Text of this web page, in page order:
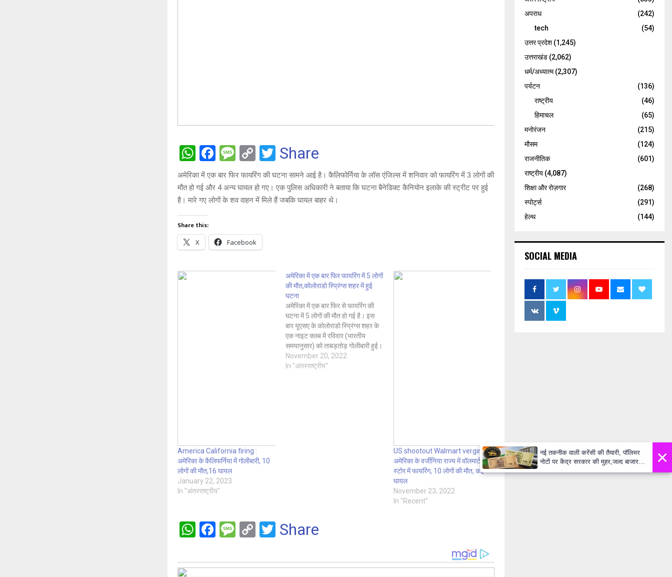
W
h
at
s
A
p
p
F
a
ce
b
o
k
M
es
s
a
e
C
o
py
Li
k
T
wi
tt
er
Share
अमेरिका में एक बार फिर फायरिंग की घटना सामने आई है। कैलिफोर्निया के लॉस एंजिल्स में शनिवार को फायरिंग में 3 लोगों की
मौत हो गई और 4 अन्य घायल हो गए। एक पुलिस अधिकारी ने बताया कि घटना बैनेडिक्ट कैनियोन इलाके की स्ट्रीट पर हुई
है। मारे गए लोगों के शव वाहन में मिले हैं जबकि घायल बाहर थे।
Share this:
X Facebook
America California firing :
अमेरिका के कैलिफर्निया में गोलीबारी, 10
लोगों की मौत,16 घायल
January 22, 2023
In "अंतरराष्ट्रीय"
अमेरिका में एक बार फिर फायरिंग में 5 लोगों
की मौत,कोलोराडो स्प्रिंग्स शहर में हुई
घटना
अमेरिका में एक बार फिर से फायरिंग की
घटना में 5 लोगों की मौत हो गई है। इस
बार यूएसए के कोलोराडो स्प्रिंग्स शहर के
एक नाइट क्लब में रविवार (भारतीय
समयानुसार) को ताबड़तोड़ गोलीबारी हुई।
जिसमें कम से कम 5 लोगों की मौत हो गई,
जबकि 18 लोग घायल…
November 20, 2022
In "अंतरराष्ट्रीय"
US shootout Walmart verginia :
अमेरिका के वर्जीनिया राज्य में वॉलमार्ट
स्टोर में फायरिंग, 10 लोगों की मौत, कई
घायल
November 23, 2022
In "Recent"
W
at
F
ce
M
s
C
py
T
tt
Share
अपराध
(242)
tech
(54)
उत्तर प्रदेश(1,245)
उत्तराखंड (2,062)
धर्म/अध्यात्म(2,307)
पर्यटन
(136)
राष्ट्रीय
(46)
हिमाचल
(65)
मनोरंजन
(215)
मौसम
(124)
राजनीतिक
(601)
राष्ट्रीय (4,087)
शिक्षा और रोज़गार
(268)
स्पोर्ट्स
(291)
हेल्थ
(144)
SOCIAL MEDIA
×
नई तकनीक वाली करेंसी की तैयारी, पॉलिमर
नोटों पर केंद्र सरकार की मुहर,जल्द बाजार में
दिखेंगे प्लास्टिक के ₹10 और ₹20 के नोट -